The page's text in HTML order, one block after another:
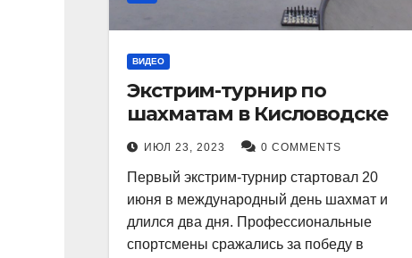
ВИДЕО
Экстрим-турнир по
шахматам в Кисловодске
ИЮЛ 23, 2023 0 COMMENTS
Первый экстрим-турнир стартовал 20
июня в международный день шахмат и
длился два дня. Профессиональные
спортсмены сражались за победу в